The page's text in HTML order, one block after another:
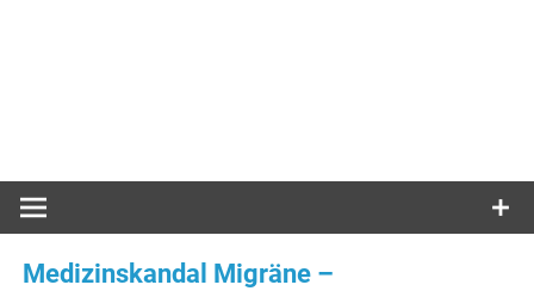
Medizinskandal Migräne –